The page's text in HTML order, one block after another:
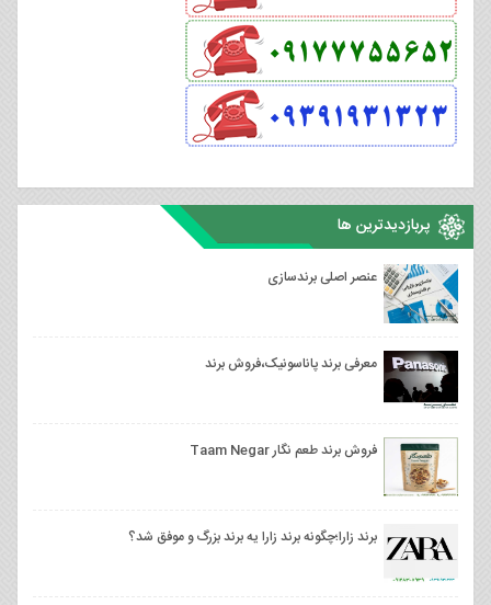
پربازدیدترین ها
عنصر اصلی برندسازی
معرفی برند پاناسونیک،فروش برند
فروش برند طعم نگار Taam Negar
برند زارا؛چگونه برند زارا یه برند بزرگ و موفق شد؟